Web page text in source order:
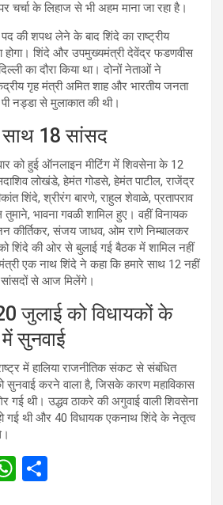
चर्चा के लिहाज से भी अहम माना जा रहा है।
की शपथ लेने के बाद शिंदे का राष्ट्रीय
होगा। शिंदे और उपमुख्यमंत्री देवेंद्र फडणवीस
का दौरा किया था। दोनों नेताओं ने
गृह मंत्री अमित शाह और भारतीय जनता
पी नड्डा से मुलाकात की थी।
18 सांसद
को हुई ऑनलाइन मीट‍िंग में श‍िवसेना के 12
लोखंडे, हेमंत गोडसे, हेमंत पाटील, राजेंद्र
शिंदे, श्रीरंग बारणे, राहुल शेवाळे, प्रतापराव
भावना गवळी शामिल हुए। वहीं विनायक
कीर्तिकर, संजय जाधव, ओम राणे निम्बालकर
शिंदे की ओर से बुलाई गई बैठक में शामिल नहीं
एक नाथ शिंदे ने कहा कि हमारे साथ 12 नहीं
से आज मिलेंगे।
जुलाई को विधायकों के
सुनवाई
में हालिया राजनीतिक संकट से संबंधित
सुनवाई करने वाला है, जिसके कारण महाविकास
गई थी। उद्धव ठाकरे की अगुवाई वाली शिवसेना
गई थी और 40 विधायक एकनाथ शिंदे के नेतृत्व
W